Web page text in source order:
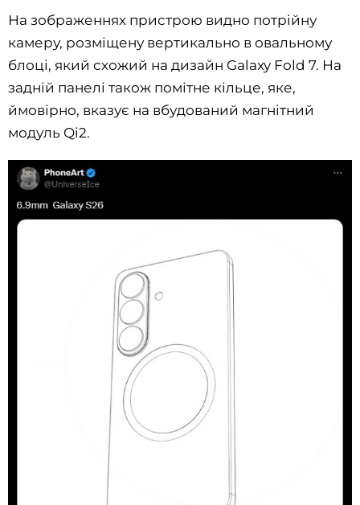
На зображеннях пристрою видно потрійну
камеру, розміщену вертикально в овальному
блоці, який схожий на дизайн Galaxy Fold 7. На
задній панелі також помітне кільце, яке,
ймовірно, вказує на вбудований магнітний
модуль Qi2.